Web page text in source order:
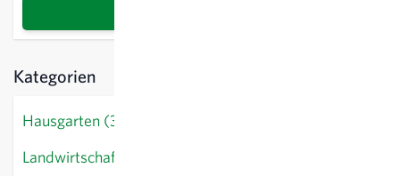
Kategorien
Hausgarten (34)
Landwirtschaft (7)